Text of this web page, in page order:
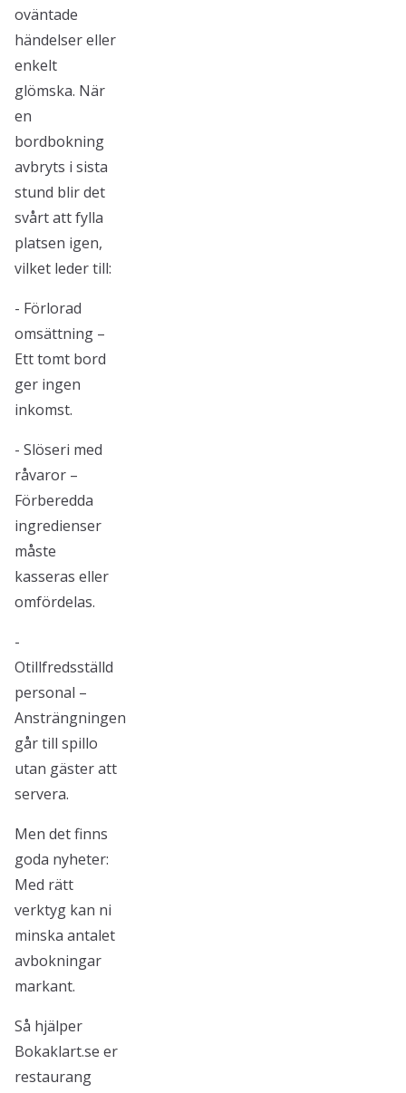
oväntade
händelser eller
enkelt
glömska. När
en
bordbokning
avbryts i sista
stund blir det
svårt att fylla
platsen igen,
vilket leder till:
- Förlorad
omsättning –
Ett tomt bord
ger ingen
inkomst.
- Slöseri med
råvaror –
Förberedda
ingredienser
måste
kasseras eller
omfördelas.
-
Otillfredsställd
personal –
Ansträngningen
går till spillo
utan gäster att
servera.
Men det finns
goda nyheter:
Med rätt
verktyg kan ni
minska antalet
avbokningar
markant.
Så hjälper
Bokaklart.se er
restaurang